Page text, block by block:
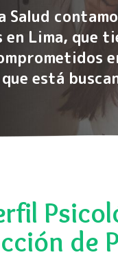
Salud
en Lima, que
está
de